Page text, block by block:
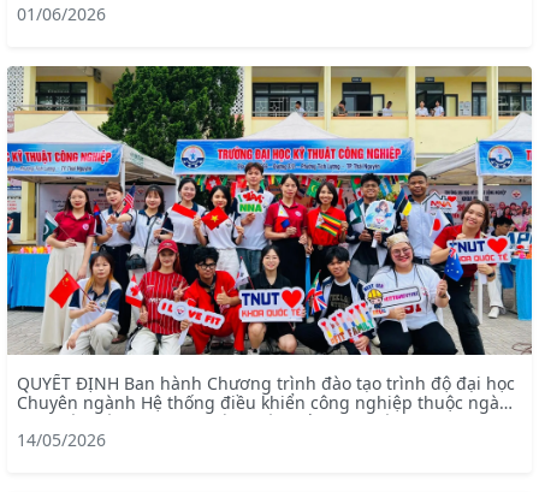
01/06/2026
QUYẾT ĐỊNH Ban hành Chương trình đào tạo trình độ đại học
Chuyên ngành Hệ thống điều khiển công nghiệp thuộc ngành
Kỹ thuật điện – chương trình tiên tiến (mã ngành: 7905228)
14/05/2026